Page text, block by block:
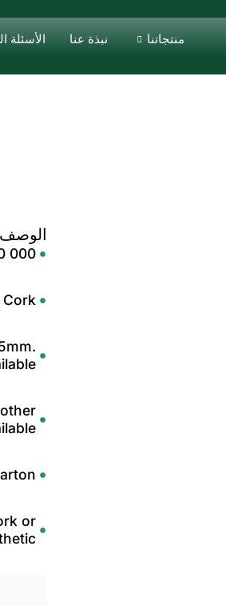
منتجاتنا نبذة عنا الأسئلة
الوصف
000
Cork
or